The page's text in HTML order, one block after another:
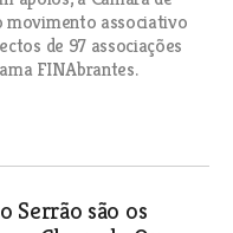
associativo
de 97 associações
FINAbrantes.
Serrão são os